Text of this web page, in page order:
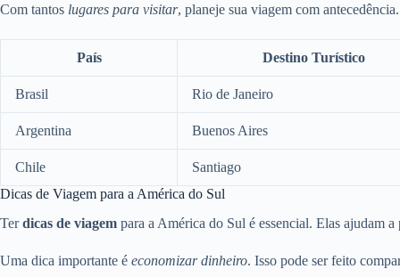
Com tantos lugares para visitar, planeje sua viagem com
País Destino Turístico
Brasil Rio de Janeiro
Argentina Buenos Aires
Chile
Santiago
Dicas de Viagem para a América do Sul
Terdicas de viagem para a América do Sul é essencial. Elas ajudam
Uma dica importante é economizar dinheiro. Isso pode ser feito